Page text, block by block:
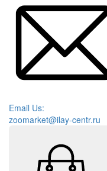
Email Us:
zoomarket@ilay-centr.ru